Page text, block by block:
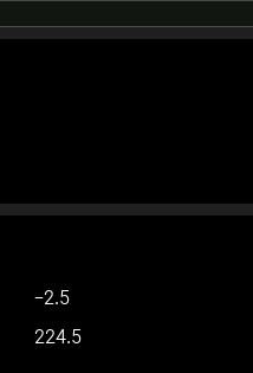
-2.5
224.5